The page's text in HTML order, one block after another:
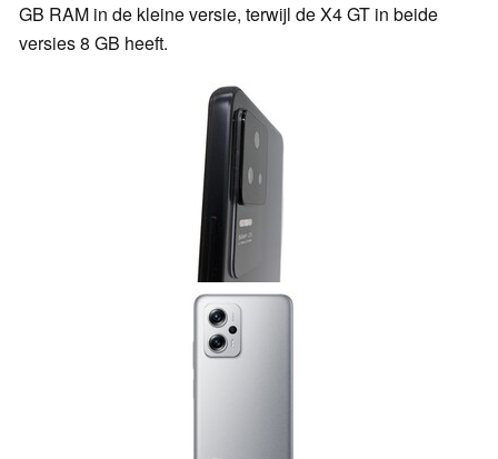
GB RAM in de kleine versie, terwijl de X4 GT in beide
versies 8 GB heeft.